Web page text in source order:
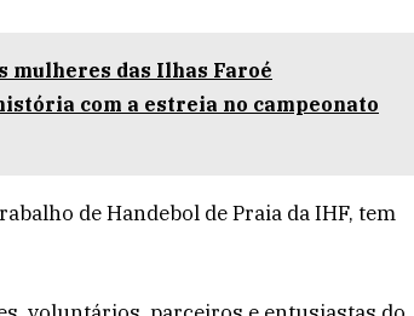
mulheres das Ilhas Faroé
com a estreia no campeonato
de Handebol de Praia da IHF, tem